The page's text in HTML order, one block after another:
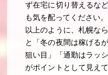
ず在宅に切り替えるな
も気を配ってください。
以上のように、札幌な
と「冬の夜間は稼げる
狙い目」「通勤はラッ
がポイントとして見え